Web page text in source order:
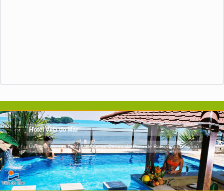
Hotel Villa do Mar
Único localizado frente ao Mar no Centro da Praia de Balneário Camboriú